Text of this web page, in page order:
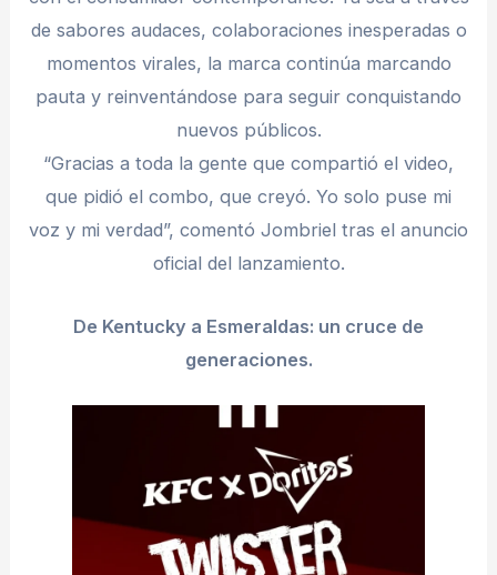
de sabores audaces, colaboraciones inesperadas o
momentos virales, la marca continúa marcando
pauta y reinventándose para seguir conquistando
nuevos públicos.
“Gracias a toda la gente que compartió el video,
que pidió el combo, que creyó. Yo solo puse mi
voz y mi verdad”, comentó Jombriel tras el anuncio
oficial del lanzamiento.
De Kentucky a Esmeraldas: un cruce de
generaciones.